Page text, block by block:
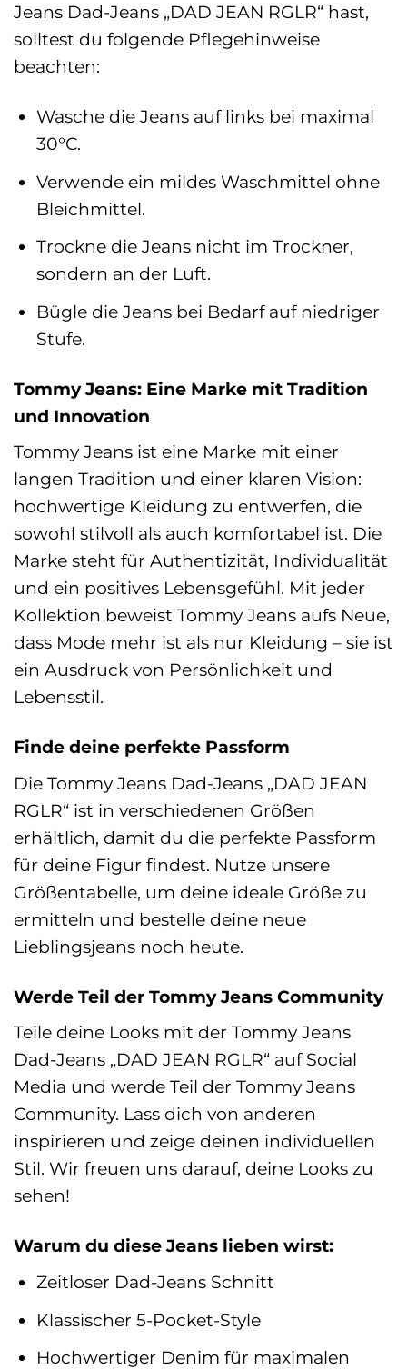
Jeans Dad-Jeans „DAD JEAN RGLR“ hast,
solltest du folgende Pflegehinweise
beachten:
Wasche die Jeans auf links bei maximal
30°C.
Verwende ein mildes Waschmittel ohne
Bleichmittel.
Trockne die Jeans nicht im Trockner,
sondern an der Luft.
Bügle die Jeans bei Bedarf auf niedriger
Stufe.
Tommy Jeans: Eine Marke mit Tradition
und Innovation
Tommy Jeans ist eine Marke mit einer
langen Tradition und einer klaren Vision:
hochwertige Kleidung zu entwerfen, die
sowohl stilvoll als auch komfortabel ist. Die
Marke steht für Authentizität, Individualität
und ein positives Lebensgefühl. Mit jeder
Kollektion beweist Tommy Jeans aufs Neue,
dass Mode mehr ist als nur Kleidung – sie ist
ein Ausdruck von Persönlichkeit und
Lebensstil.
Finde deine perfekte Passform
Die Tommy Jeans Dad-Jeans „DAD JEAN
RGLR“ ist in verschiedenen Größen
erhältlich, damit du die perfekte Passform
für deine Figur findest. Nutze unsere
Größentabelle, um deine ideale Größe zu
ermitteln und bestelle deine neue
Lieblingsjeans noch heute.
Werde Teil der Tommy Jeans Community
Teile deine Looks mit der Tommy Jeans
Dad-Jeans „DAD JEAN RGLR“ auf Social
Media und werde Teil der Tommy Jeans
Community. Lass dich von anderen
inspirieren und zeige deinen individuellen
Stil. Wir freuen uns darauf, deine Looks zu
sehen!
Warum du diese Jeans lieben wirst:
Zeitloser Dad-Jeans Schnitt
Klassischer 5-Pocket-Style
Hochwertiger Denim für maximalen